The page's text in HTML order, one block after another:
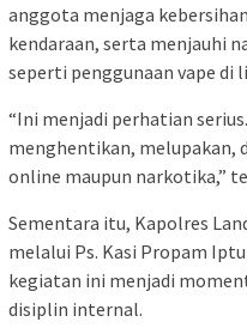
anggota menjaga
kendaraan, serta menjauhi
seperti penggunaan vape di
“Ini menjadi perhatian
menghentikan, melupakan,
online maupun narkotika,”
Sementara itu, Kapolres
melalui Ps. Kasi Propam
kegiatan ini menjadi
disiplin internal.